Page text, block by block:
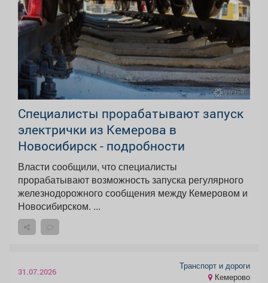
Специалисты прорабатывают запуск
электрички из Кемерова в
Новосибирск - подробности
Власти сообщили, что специалисты
прорабатывают возможность запуска регулярного
железнодорожного сообщения между Кемеровом и
Новосибирском. ...
31.07.2026
Транспорт и дороги
Кемерово